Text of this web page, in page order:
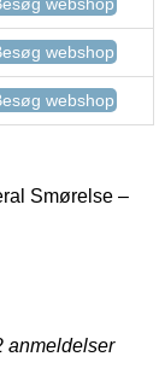
webshop
webshop
Smørelse –
anmeldelser